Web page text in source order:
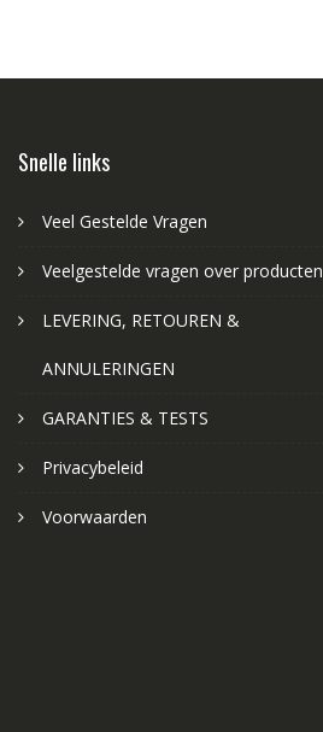
Snelle links
Veel Gestelde Vragen
Veelgestelde vragen over producten
LEVERING, RETOUREN &
ANNULERINGEN
GARANTIES & TESTS
Privacybeleid
Voorwaarden